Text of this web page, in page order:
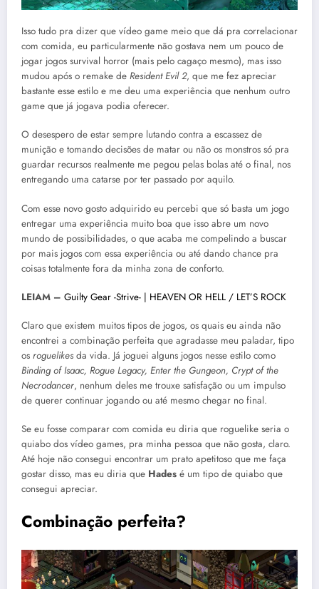
Isso tudo pra dizer que vídeo game meio que dá pra correlacionar
com comida, eu particularmente não gostava nem um pouco de
jogar jogos survival horror (mais pelo cagaço mesmo), mas isso
mudou após o remake de Resident Evil 2, que me fez apreciar
bastante esse estilo e me deu uma experiência que nenhum outro
game que já jogava podia oferecer.
O desespero de estar sempre lutando contra a escassez de
munição e tomando decisões de matar ou não os monstros só pra
guardar recursos realmente me pegou pelas bolas até o final, nos
entregando uma catarse por ter passado por aquilo.
Com esse novo gosto adquirido eu percebi que só basta um jogo
entregar uma experiência muito boa que isso abre um novo
mundo de possibilidades, o que acaba me compelindo a buscar
por mais jogos com essa experiência ou até dando chance pra
coisas totalmente fora da minha zona de conforto.
LEIAM – Guilty Gear -Strive- | HEAVEN OR HELL / LET’S ROCK
Claro que existem muitos tipos de jogos, os quais eu ainda não
encontrei a combinação perfeita que agradasse meu paladar, tipo
os roguelikes da vida. Já joguei alguns jogos nesse estilo como
Binding of Isaac, Rogue Legacy, Enter the Gungeon, Crypt of the
Necrodancer, nenhum deles me trouxe satisfação ou um impulso
de querer continuar jogando ou até mesmo chegar no final.
Se eu fosse comparar com comida eu diria que roguelike seria o
quiabo dos vídeo games, pra minha pessoa que não gosta, claro.
Até hoje não consegui encontrar um prato apetitoso que me faça
gostar disso, mas eu diria que Hades é um tipo de quiabo que
consegui apreciar.
Combinação perfeita?